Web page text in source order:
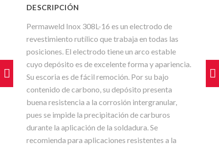
DESCRIPCIÓN
Permaweld Inox 308L-16 es un electrodo de
revestimiento rutílico que trabaja en todas las
posiciones. El electrodo tiene un arco estable
cuyo depósito es de excelente forma y apariencia.
Su escoria es de fácil remoción. Por su bajo
contenido de carbono, su depósito presenta
buena resistencia a la corrosión intergranular,
pues se impide la precipitación de carburos
durante la aplicación de la soldadura. Se
recomienda para aplicaciones resistentes a la